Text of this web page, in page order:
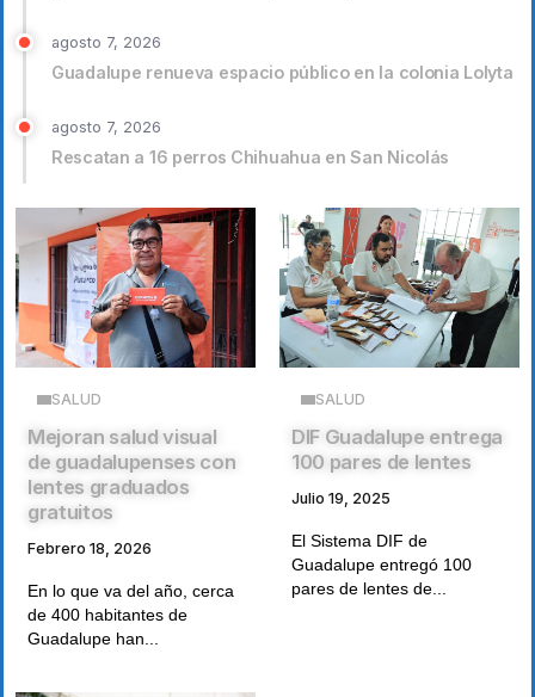
agosto 7, 2026
Guadalupe renueva espacio público en la colonia Lolyta
agosto 7, 2026
Rescatan a 16 perros Chihuahua en San Nicolás
SALUD
Mejoran salud visual
de guadalupenses con
lentes graduados
gratuitos
Febrero 18, 2026
En lo que va del año, cerca
de 400 habitantes de
Guadalupe han...
SALUD
DIF Guadalupe entrega
100 pares de lentes
Julio 19, 2025
El Sistema DIF de
Guadalupe entregó 100
pares de lentes de...